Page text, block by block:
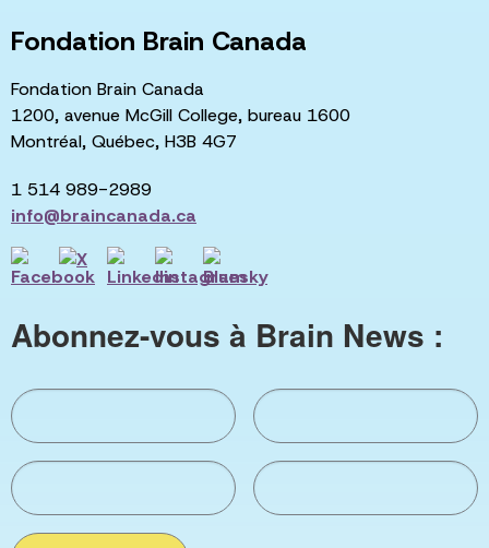
Fondation Brain Canada
Fondation Brain Canada
1200, avenue McGill College, bureau 1600
Montréal, Québec, H3B 4G7
1 514 989-2989
info@braincanada.ca
Abonnez-vous à Brain News :